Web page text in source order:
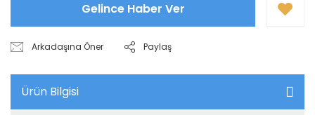
Gelince Haber Ver
Arkadaşına Öner Paylaş
Ürün Bilgisi